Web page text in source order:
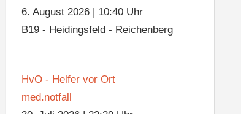
6. August 2026
10:40 Uhr
B19 - Heidingsfeld - Reichenberg
HvO - Helfer vor Ort
med.notfall